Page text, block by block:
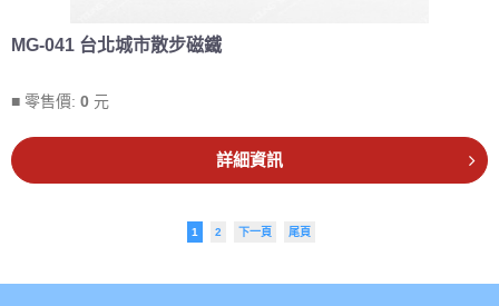
MG-041 台北城市散步磁鐵
■ 零售價: 0 元
詳細資訊
1 2 下一頁 尾頁